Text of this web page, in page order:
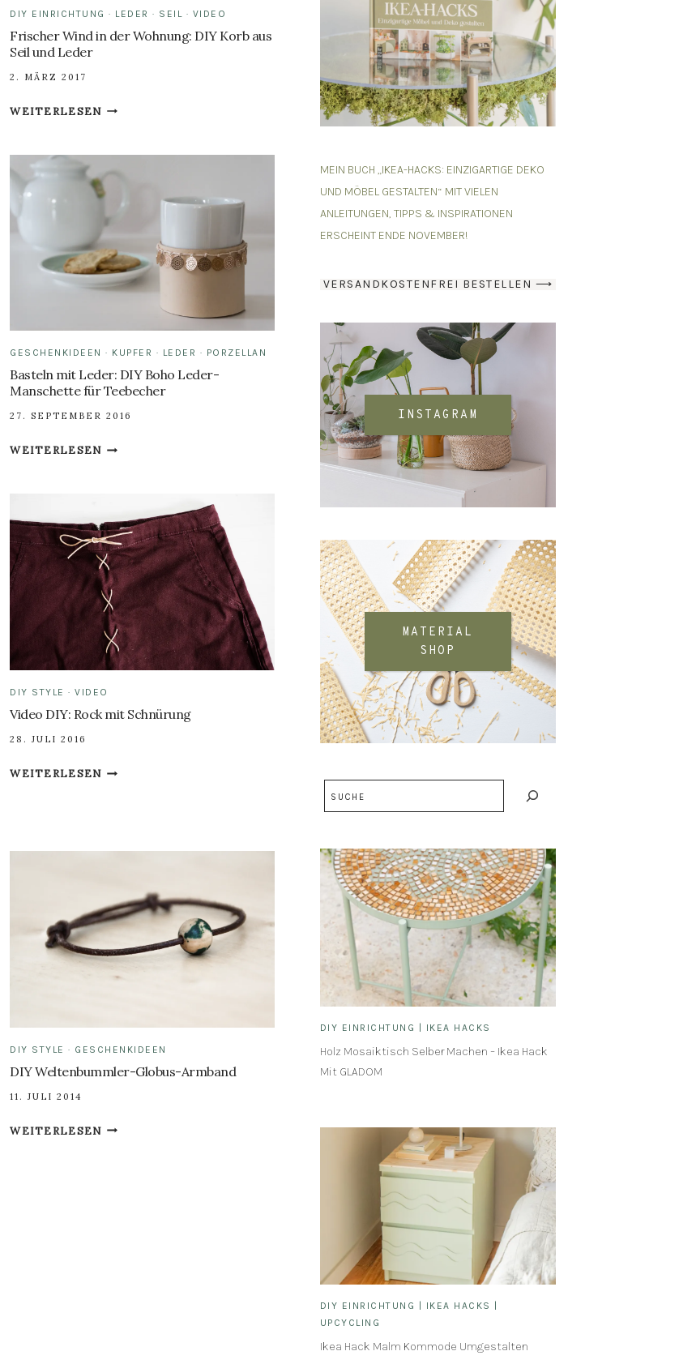
DIY EINRICHTUNG · LEDER · SEIL · VIDEO
Frischer Wind in der Wohnung: DIY Korb aus
Seil und Leder
2. MÄRZ 2017
WEITERLESENFRISCHER
WOHNUNG:
DIY
KORB
AUS
SEIL
UND
GESCHENKIDEEN · KUPFER · LEDER · PORZELLAN
Basteln mit Leder: DIY Boho Leder-
Manschette für Teebecher
27. SEPTEMBER 2016
WEITERLESENBASTELN
BOHO
LEDER-
MANSCHETTE
FÜR
TEEBECHER
DIY STYLE ·VIDEO
Video DIY: Rock mit Schnürung
28. JULI 2016
WEITERLESENVIDEO
DIY STYLE · GESCHENKIDEEN
DIY Weltenbummler-Globus-Armband
11. JULI 2014
WEITERLESENDIY
MEIN BUCH „IKEA-HACKS: EINZIGARTIGE DEKO
UND MÖBEL GESTALTEN“ MIT VIELEN
ANLEITUNGEN, TIPPS & INSPIRATIONEN
ERSCHEINT ENDE NOVEMBER!
VERSANDKOSTENFREI BESTELLEN ⟶
INSTAGRAM
MATERIAL
SHOP
DIY EINRICHTUNG | IKEA HACKS
Holz Mosaiktisch Selber Machen – Ikea Hack
Mit GLADOM
DIY EINRICHTUNG | IKEA HACKS |
UPCYCLING
Ikea Hack Malm Kommode Umgestalten